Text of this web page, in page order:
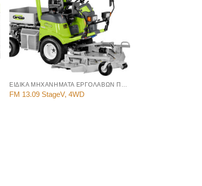
FM 13.09 StageV, 4WD